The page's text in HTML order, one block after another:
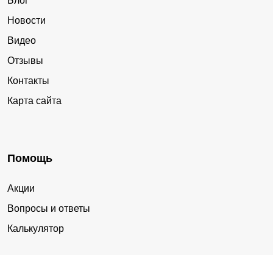
Новости
Видео
Отзывы
Контакты
Карта сайта
Помощь
Акции
Вопросы и ответы
Калькулятор